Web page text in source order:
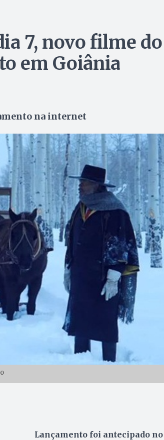
7, novo filme do
em Goiânia
na internet
Lançamento foi antecipado no